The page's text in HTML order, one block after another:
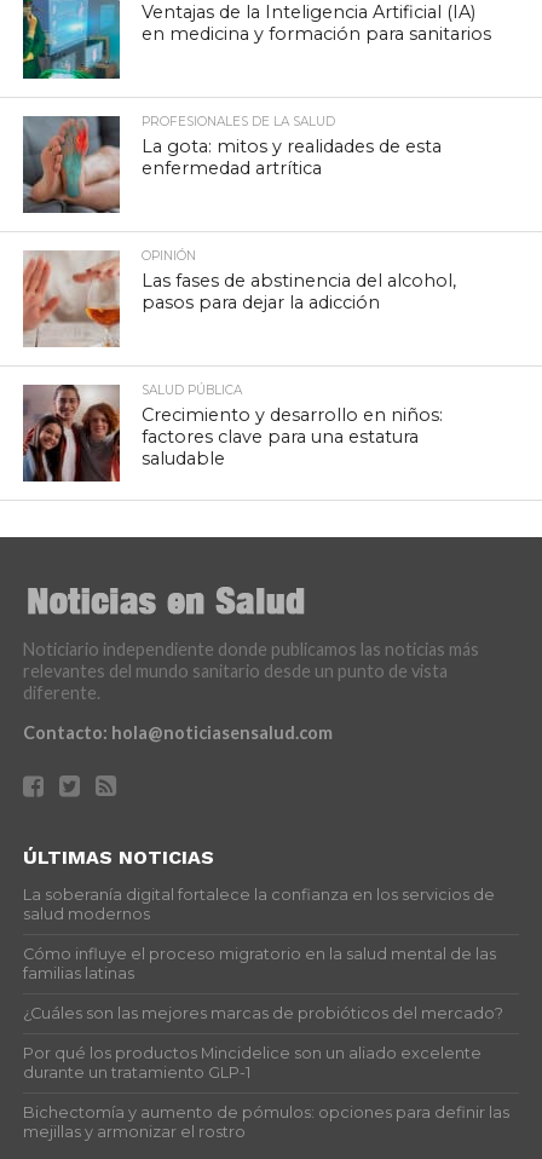
Ventajas de la Inteligencia Artificial (IA)
en medicina y formación para sanitarios
PROFESIONALES DE LA SALUD
La gota: mitos y realidades de esta
enfermedad artrítica
OPINIÓN
Las fases de abstinencia del alcohol,
pasos para dejar la adicción
SALUD PÚBLICA
Crecimiento y desarrollo en niños:
factores clave para una estatura
saludable
Noticiario independiente donde publicamos las noticias más
relevantes del mundo sanitario desde un punto de vista
diferente.
Contacto: hola@noticiasensalud.com
ÚLTIMAS NOTICIAS
La soberanía digital fortalece la confianza en los servicios de
salud modernos
Cómo influye el proceso migratorio en la salud mental de las
familias latinas
¿Cuáles son las mejores marcas de probióticos del mercado?
Por qué los productos Mincidelice son un aliado excelente
durante un tratamiento GLP-1
Bichectomía y aumento de pómulos: opciones para definir las
mejillas y armonizar el rostro